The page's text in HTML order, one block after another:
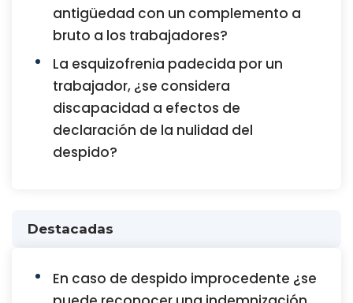
antigüedad con un complemento a
bruto a los trabajadores?
La esquizofrenia padecida por un
trabajador, ¿se considera
discapacidad a efectos de
declaración de la nulidad del
despido?
Destacadas
En caso de despido improcedente ¿se